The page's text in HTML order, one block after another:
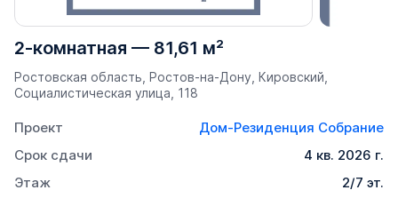
2-комнатная — 81,61 м²
Ростовская область, Ростов-на-Дону, Кировский,
Социалистическая улица, 118
Проект
Дом-Резиденция Собрание
Срок сдачи
4 кв. 2026 г.
Этаж
2/7 эт.